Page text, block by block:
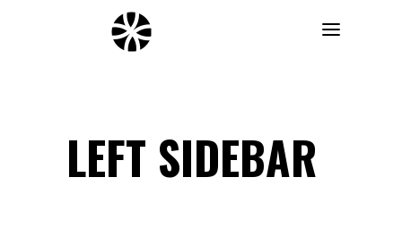
LEFT SIDEBAR